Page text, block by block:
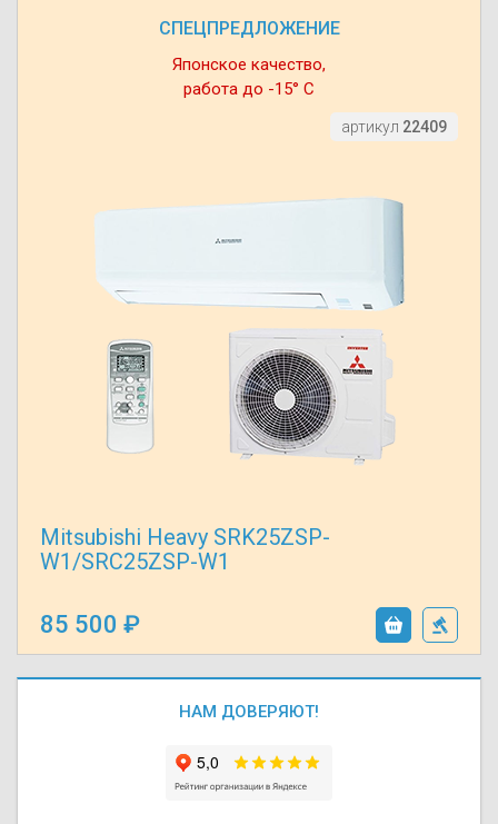
СПЕЦПРЕДЛОЖЕНИЕ
Японское качество,
работа до -15° С
артикул 22409
Mitsubishi Heavy SRK25ZSP-
W1/SRC25ZSP-W1
85 500
НАМ ДОВЕРЯЮТ!